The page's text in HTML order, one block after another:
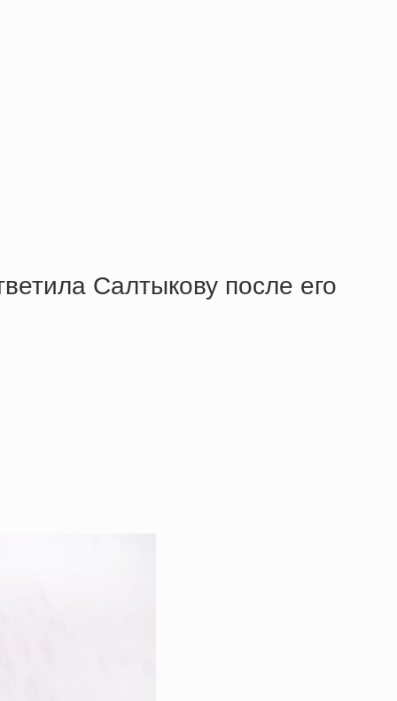
Салтыкову после его